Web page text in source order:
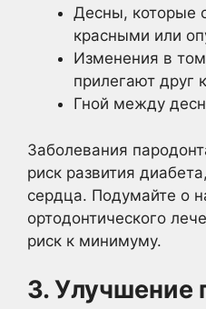
Десны, которые
красными или
Изменения в
прилегают друг
Гной между
Заболевания
риск развития
сердца. Подумайте о
ортодонтического
риск к минимуму.
3. Улучшение